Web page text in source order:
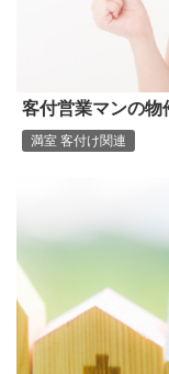
客付営業マンの物
満室 客付け関連